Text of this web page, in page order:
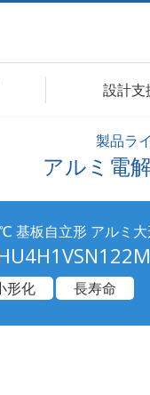
設計支
製品ラ
アルミ電
基板自立形 アルミ
形化
長寿命